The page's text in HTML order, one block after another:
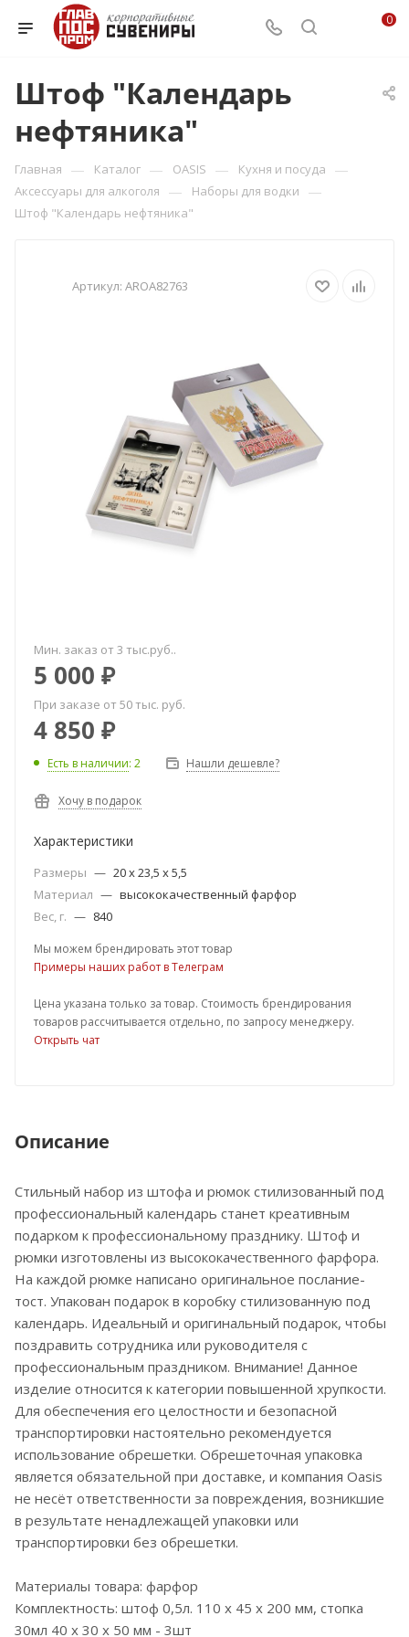
0
Штоф "Календарь
нефтяника"
Главная — Каталог — OASIS — Кухня и посуда —
Аксессуары для алкоголя — Наборы для водки —
Штоф "Календарь нефтяника"
Артикул: AROA82763
Мин. заказ от 3 тыс.руб..
5 000 ₽
При заказе от 50 тыс. руб.
4 850 ₽
Есть в наличии: 2 Нашли дешевле?
Хочу в подарок
Характеристики
Размеры — 20 х 23,5 х 5,5
Материал — высококачественный фарфор
Вес, г. — 840
Мы можем брендировать этот товар
Примеры наших работ в Телеграм
Цена указана только за товар. Стоимость брендирования
товаров рассчитывается отдельно, по запросу менеджеру.
Открыть чат
Описание
Стильный набор из штофа и рюмок стилизованный под
профессиональный календарь станет креативным
подарком к профессиональному празднику. Штоф и
рюмки изготовлены из высококачественного фарфора.
На каждой рюмке написано оригинальное послание-
тост. Упакован подарок в коробку стилизованную под
календарь. Идеальный и оригинальный подарок, чтобы
поздравить сотрудника или руководителя с
профессиональным праздником. Внимание! Данное
изделие относится к категории повышенной хрупкости.
Для обеспечения его целостности и безопасной
транспортировки настоятельно рекомендуется
использование обрешетки. Обрешеточная упаковка
является обязательной при доставке, и компания Oasis
не несёт ответственности за повреждения, возникшие
в результате ненадлежащей упаковки или
транспортировки без обрешетки.
Материалы товара: фарфор
Комплектность: штоф 0,5л. 110 х 45 х 200 мм, стопка
30мл 40 х 30 х 50 мм - 3шт